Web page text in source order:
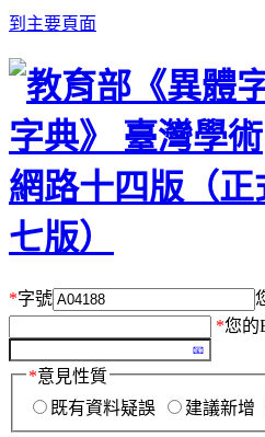
到主要頁面
*字號
*您的
*意見性質
既有資料疑誤
建議新增